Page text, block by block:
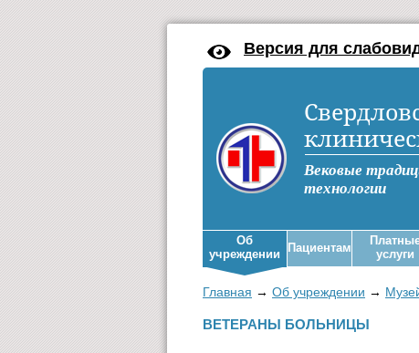
Версия для
Вековые
технологии
Об
учреждении
Пациентам
услуги
Главная → Об учреждении →
ВЕТЕРАНЫ БОЛЬНИЦЫ